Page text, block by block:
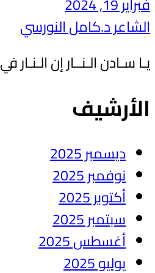
الشاعر د.كامل النورسي
يـا سـادن الـنــار إن
الأرشيف
ديسمبر 2025
نوفمبر 2025
أكتوبر 2025
سبتمبر 2025
أغسطس 2025
يوليو 2025